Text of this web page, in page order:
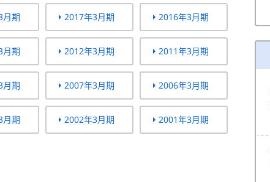
月期 2017年3月期 2016年3月期
月期 2012年3月期 2011年3月期
月期 2007年3月期 2006年3月期
月期 2002年3月期 2001年3月期